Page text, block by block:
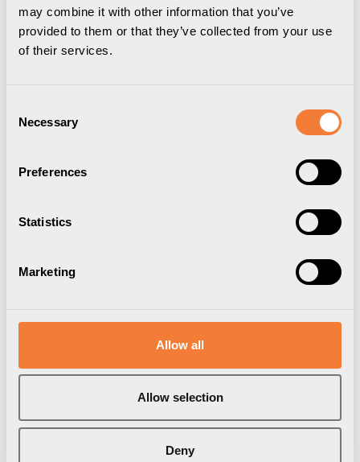
may combine it with other information that you’ve
provided to them or that they’ve collected from your use
of their services.
Selection
Necessary
Preferences
Statistics
Marketing
Allow all
Allow selection
Deny
9601900809
Ladda ned
Ersätter tidigare 60W-laddare med artikelnummer 9601900309.
Ladda din smartphone, surfplatta eller bärbara dator via USB-C
med denna väggadapter som kan leverera upp till 65W.
Kompatibel med de flesta USB-C enheter och enheter med
inbyggt stöd för snabbladdning. Den lilla storleken gör den enkel att